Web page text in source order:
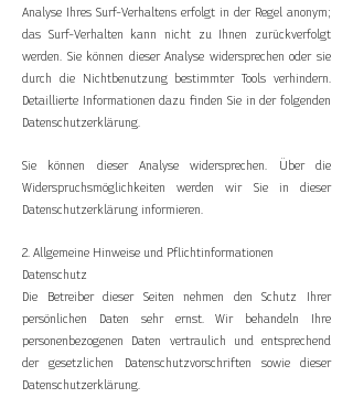
Analyse Ihres Surf-Verhaltens erfolgt in der Regel anonym;
das Surf-Verhalten kann nicht zu Ihnen zurückverfolgt
werden. Sie können dieser Analyse widersprechen oder sie
durch die Nichtbenutzung bestimmter Tools verhindern.
Detaillierte Informationen dazu finden Sie in der folgenden
Datenschutzerklärung.
Sie können dieser Analyse widersprechen. Über die
Widerspruchsmöglichkeiten werden wir Sie in dieser
Datenschutzerklärung informieren.
2. Allgemeine Hinweise und Pflichtinformationen
Datenschutz
Die Betreiber dieser Seiten nehmen den Schutz Ihrer
persönlichen Daten sehr ernst. Wir behandeln Ihre
personenbezogenen Daten vertraulich und entsprechend
der gesetzlichen Datenschutzvorschriften sowie dieser
Datenschutzerklärung.